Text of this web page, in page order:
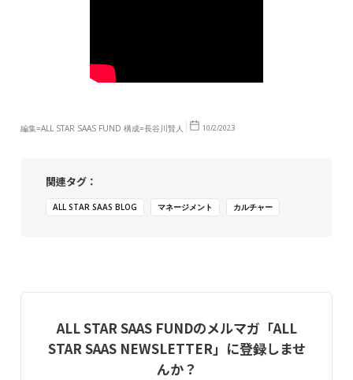
編集=ALL STAR SAAS FUND 構成=長谷川賢人 10/2/2023
関連タグ：
ALL STAR SAAS BLOG マネージメント カルチャー
ALL STAR SAAS FUNDのメルマガ「ALL
STAR SAAS NEWSLETTER」に登録しませ
んか？